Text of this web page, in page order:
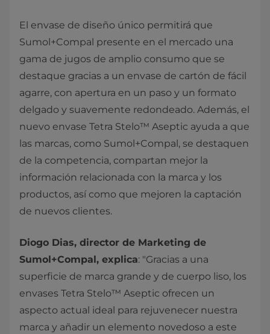
El envase de diseño único permitirá que
Sumol+Compal presente en el mercado una
gama de jugos de amplio consumo que se
destaque gracias a un envase de cartón de fácil
agarre, con apertura en un paso y un formato
delgado y suavemente redondeado. Además, el
nuevo envase Tetra Stelo™ Aseptic ayuda a que
las marcas, como Sumol+Compal, se destaquen
de la competencia, compartan mejor la
información relacionada con la marca y los
productos, así como que mejoren la captación
de nuevos clientes.
Diogo Dias, director de Marketing de
Sumol+Compal, explica: "Gracias a una
superficie de marca grande y de cuerpo liso, los
envases Tetra Stelo™ Aseptic ofrecen un
aspecto actual ideal para rejuvenecer nuestra
marca y añadir un elemento novedoso a este